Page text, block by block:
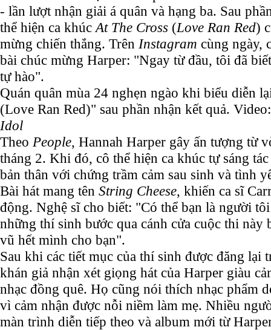
- lần lượt nhận giải á quân và hạng ba. Sau
thể hiện ca khúc At The Cross (Love Ran Red)
mừng chiến thắng. Trên Instagram cùng ngày,
bài chúc mừng Harper: "Ngay từ đầu, tôi đã
tự hào".
Quán quân mùa 24 nghẹn ngào khi biểu diễn
(Love Ran Red)" sau phần nhận kết quả.
Idol
Theo People, Hannah Harper gây ấn tượng từ
tháng 2. Khi đó, cô thể hiện ca khúc tự sáng
bản thân với chứng trầm cảm sau sinh và tình
Bài hát mang tên String Cheese, khiến ca sĩ
động. Nghệ sĩ cho biết: "Có thể bạn là người
những thí sinh bước qua cánh cửa cuộc thi này
vũ hết mình cho bạn".
Sau khi các tiết mục của thí sinh được đăng lại
khán giả nhận xét giọng hát của Harper giàu
nhạc đồng quê. Họ cũng nói thích nhạc phẩm
vì cảm nhận được nỗi niềm làm mẹ. Nhiều
màn trình diễn tiếp theo và album mới từ